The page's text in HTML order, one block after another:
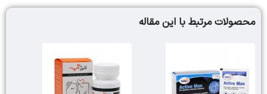
محصولات مرتبط با این مقاله